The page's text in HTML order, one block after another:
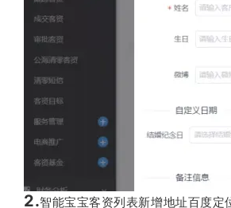
2.智能宝宝客资列表新增地址百度定